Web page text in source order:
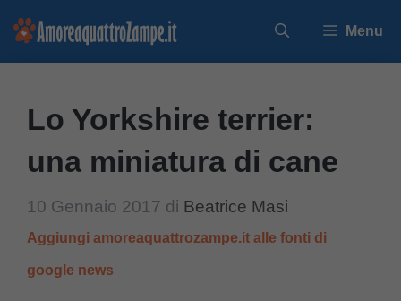
Vai
Menu
Lo Yorkshire terrier:
una miniatura di cane
10 Gennaio 2017 di Beatrice Masi
Aggiungi amoreaquattrozampe.it alle fonti di
google news